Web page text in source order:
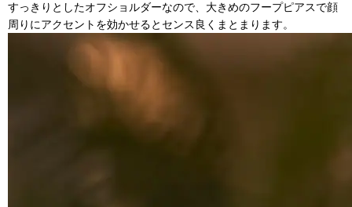
すっきりとしたオフショルダーなので、大きめのフープピアスで顔
周りにアクセントを効かせるとセンス良くまとまります。